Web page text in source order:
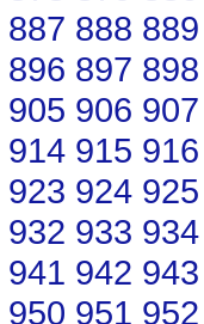
887 888 889
896 897 898
905 906 907
914 915 916
923 924 925
932 933 934
941 942 943
950 951 952